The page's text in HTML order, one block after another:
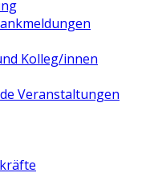
Kolleg/innen
Veranstaltungen